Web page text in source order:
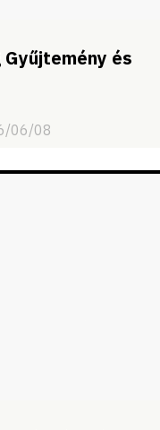
és
06/08